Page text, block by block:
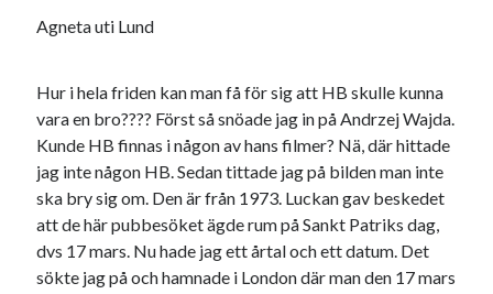
Agneta uti Lund
Hur i hela friden kan man få för sig att HB skulle kunna
vara en bro???? Först så snöade jag in på Andrzej Wajda.
Kunde HB finnas i någon av hans filmer? Nä, där hittade
jag inte någon HB. Sedan tittade jag på bilden man inte
ska bry sig om. Den är från 1973. Luckan gav beskedet
att de här pubbesöket ägde rum på Sankt Patriks dag,
dvs 17 mars. Nu hade jag ett årtal och ett datum. Det
sökte jag på och hamnade i London där man den 17 mars